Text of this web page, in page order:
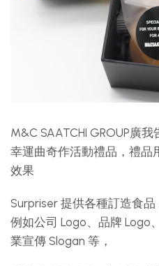
M&C SAATCHI GROUP廣
幸運曲奇作活動禮品，禮品
效果
Surpriser 提供各種訂造食
例如公司 Logo、品牌 Logo
業宣傳 Slogan 等，